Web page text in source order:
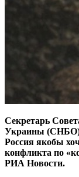
Секретарь
Украины (СНБО)
Россия якобы
конфликта по
РИА Новости.